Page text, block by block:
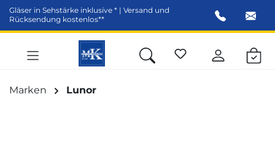
springen
Gläser in Sehstärke inklusive * | Versand und
Rücksendung kostenlos**
Marken Lunor